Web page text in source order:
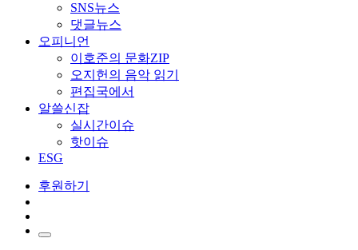
SNS뉴스
댓글뉴스
오피니언
이호준의 문화ZIP
오지헌의 음악 읽기
편집국에서
알쓸신잡
실시간이슈
핫이슈
ESG
후원하기